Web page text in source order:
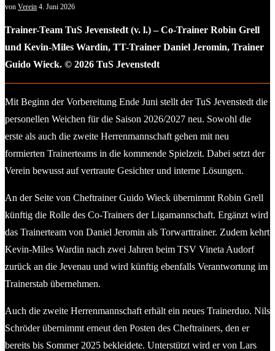
von Verein 4. Juni 2026
Trainer-Team TuS Jevenstedt (v. l.) – Co-Trainer Robin Grell
und Kevin-Miles Wardin, TT-Trainer Daniel Jeromin, Trainer
Guido Wieck. © 2026 TuS Jevenstedt
Mit Beginn der Vorbereitung Ende Juni stellt der TuS Jevenstedt die
personellen Weichen für die Saison 2026/2027 neu. Sowohl die
erste als auch die zweite Herrenmannschaft gehen mit neu
formierten Trainerteams in die kommende Spielzeit. Dabei setzt der
Verein bewusst auf vertraute Gesichter und interne Lösungen.
An der Seite von Cheftrainer Guido Wieck übernimmt Robin Grell
künftig die Rolle des Co-Trainers der Ligamannschaft. Ergänzt wird
das Trainerteam von Daniel Jeromin als Torwarttrainer. Zudem kehrt
Kevin-Miles Wardin nach zwei Jahren beim TSV Vineta Audorf
zurück an die Jevenau und wird künftig ebenfalls Verantwortung im
Trainerstab übernehmen.
Auch die zweite Herrenmannschaft erhält ein neues Trainerduo. Nils
Schröder übernimmt erneut den Posten des Cheftrainers, den er
bereits bis Sommer 2025 bekleidete. Unterstützt wird er von Lars